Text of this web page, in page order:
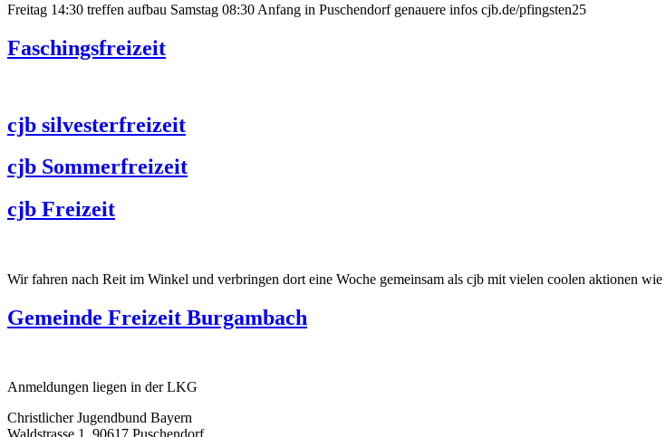
Freitag 14:30 treffen aufbau Samstag 08:30 Anfang in Puschendorf genauere infos cjb.de/pfingsten25
Faschingsfreizeit
cjb silvesterfreizeit
cjb Sommerfreizeit
cjb Freizeit
Wir fahren nach Reit im Winkel und verbringen dort eine Woche gemeinsam als cjb mit vielen coolen aktionen
Gemeinde Freizeit Burgambach
Anmeldungen liegen in der LKG
Christlicher Jugendbund Bayern
Waldstrasse 1, 90617 Puschendorf